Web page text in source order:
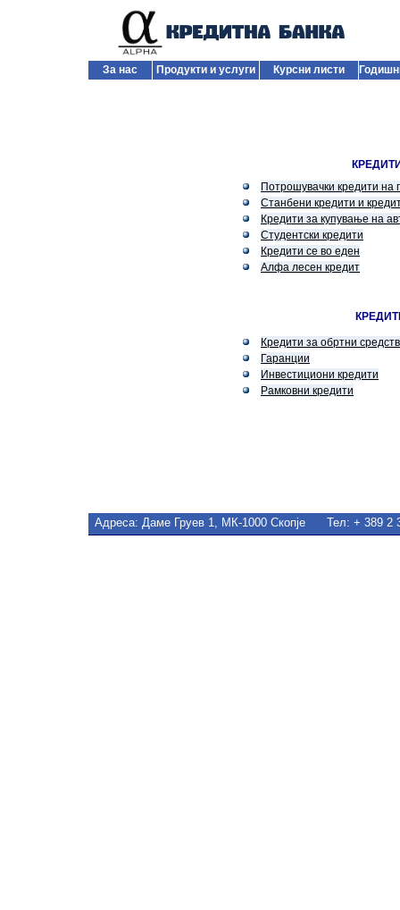
За нас Продукти и услуги Курсни листи
Потрошувачки кредити на
Станбени кредити и
Кредити за купување на
Студентски кредити
Кредити се во еден
Алфа лесен кредит
Кредити за обртни
Гаранции
Инвестициони кредити
Рамковни кредити
Адреса: Даме Груев 1, МК-1000 Скопје Тел: + 389